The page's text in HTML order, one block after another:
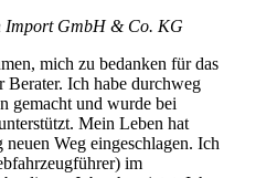
Import GmbH & Co. KG
mich zu bedanken für das
Berater. Ich habe durchweg
gemacht und wurde bei
Mein Leben hat
Weg eingeschlagen. Ich
im